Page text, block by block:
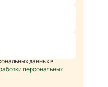
данных в
персональных